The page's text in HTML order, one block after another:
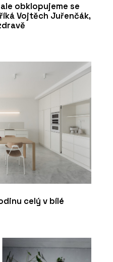
obklopujeme se
Vojtěch Juřenčák,
celý v bílé